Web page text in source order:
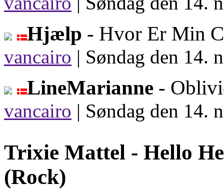
Hjælp - Hvor Er Min
vancairo | Søndag den 14.
LineMarianne -
vancairo | Søndag den 14.
Trixie Mattel - Hello
(Rock)